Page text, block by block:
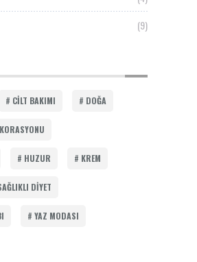
(9)
CILT BAKIMI DOĞA
HUZUR KREM
DIYET
YAZ MODASI